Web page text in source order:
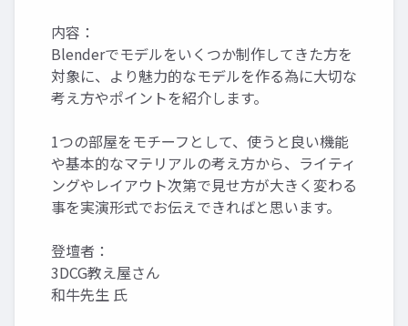
内容：
Blenderでモデルをいくつか制作してきた方を
対象に、より魅力的なモデルを作る為に大切な
考え方やポイントを紹介します。
1つの部屋をモチーフとして、使うと良い機能
や基本的なマテリアルの考え方から、ライティ
ングやレイアウト次第で見せ方が大きく変わる
事を実演形式でお伝えできればと思います。
登壇者：
3DCG教え屋さん
和牛先生 氏